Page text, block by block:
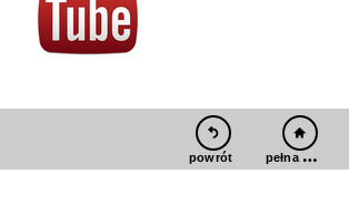
powrót pełna wersja